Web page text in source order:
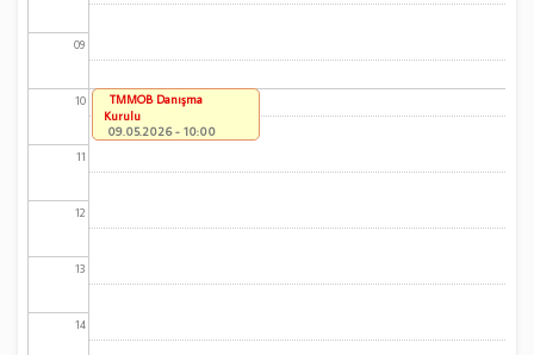
09
10
11
12
13
14
TMMOB Danışma
Kurulu
09.05.2026 - 10:00